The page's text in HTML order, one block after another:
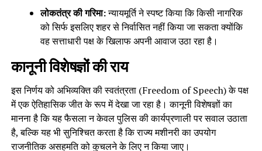
लोकतंत्र की गरिमा:न्यायमूर्ति ने स्पष्ट किया कि किसी नागरिक
को सिर्फ इसलिए शहर से निर्वासित नहीं किया जा सकता क्योंकि
वह सत्ताधारी पक्ष के खिलाफ अपनी आवाज उठा रहा है।
कानूनी विशेषज्ञों की राय
इस निर्णय को अभिव्यक्ति की स्वतंत्रता (Freedom of Speech) के पक्ष
में एक ऐतिहासिक जीत के रूप में देखा जा रहा है। कानूनी विशेषज्ञों का
मानना है कि यह फैसला न केवल पुलिस की कार्यप्रणाली पर सवाल उठाता
है, बल्कि यह भी सुनिश्चित करता है कि राज्य मशीनरी का उपयोग
राजनीतिक असहमति को कुचलने के लिए न किया जाए।